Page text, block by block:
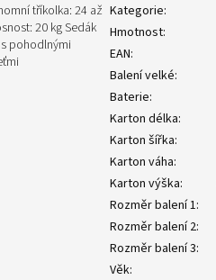
tříkolka: 24 až
20 kg Sedák
pohodlnými
Kategorie:
Hmotnost:
EAN:
Balení velké:
Baterie:
Karton délka:
Karton šířka:
Karton váha:
Karton výška:
Rozměr balení 1:
Rozměr balení 2:
Rozměr balení 3:
Věk: